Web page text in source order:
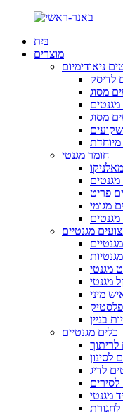
בַּיִת
מוצרים
ניאודימיום
חומר מגנטי
פריט
מגומי
מגנטיים
מגנטי
מגנטי
בניין
כלים מגנטיים
לריתוך
לסינון
לדיג
לסירים